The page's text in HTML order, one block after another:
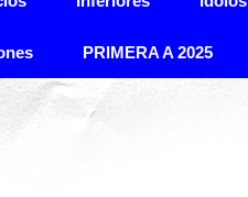
PRIMERA A 2025